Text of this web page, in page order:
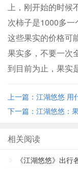
上，刚开始的时
次柿子是1000多
这些果实的价格可
果实多，不要一次
到目前为止，果实
上一篇：江湖悠悠
下一篇：江湖悠悠：
相关阅读
《江湖悠悠》出